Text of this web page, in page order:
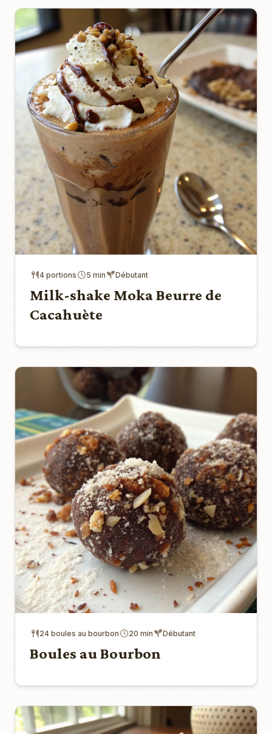
4 portions 5 min Débutant
Milk-shake Moka Beurre de
Cacahuète
24 boules au bourbon 20 min Débutant
Boules au Bourbon